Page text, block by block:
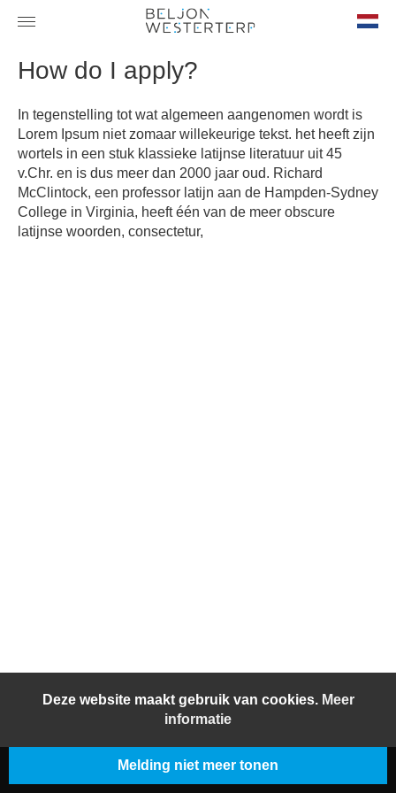
Deze website maakt gebruik van cookies. Meer
informatie
Melding niet meer tonen
How do I apply?
In tegenstelling tot wat algemeen aangenomen wordt is
Lorem Ipsum niet zomaar willekeurige tekst. het heeft zijn
wortels in een stuk klassieke latijnse literatuur uit 45
v.Chr. en is dus meer dan 2000 jaar oud. Richard
McClintock, een professor latijn aan de Hampden-Sydney
College in Virginia, heeft één van de meer obscure
latijnse woorden, consectetur,
© 2026 BeljonWesterterp